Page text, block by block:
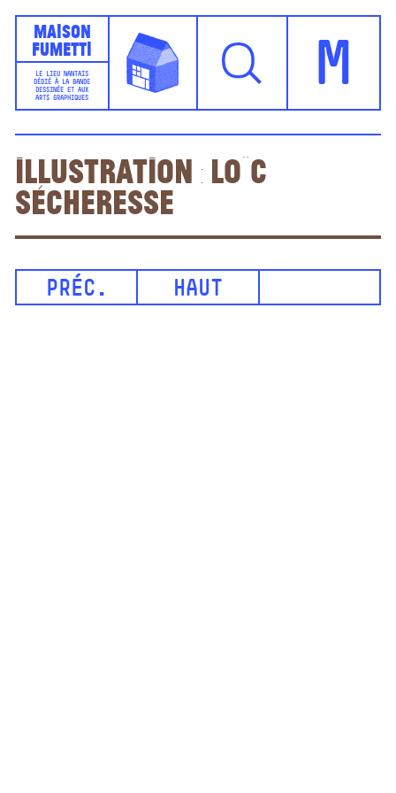
Maison
Fumetti
LE LIEU NANTAIS
DÉDIÉ À LA BANDE
DESSINÉE ET AUX
ARTS GRAPHIQUES
M
Illustration : Loïc
Sécheresse
PRÉC. HAUT